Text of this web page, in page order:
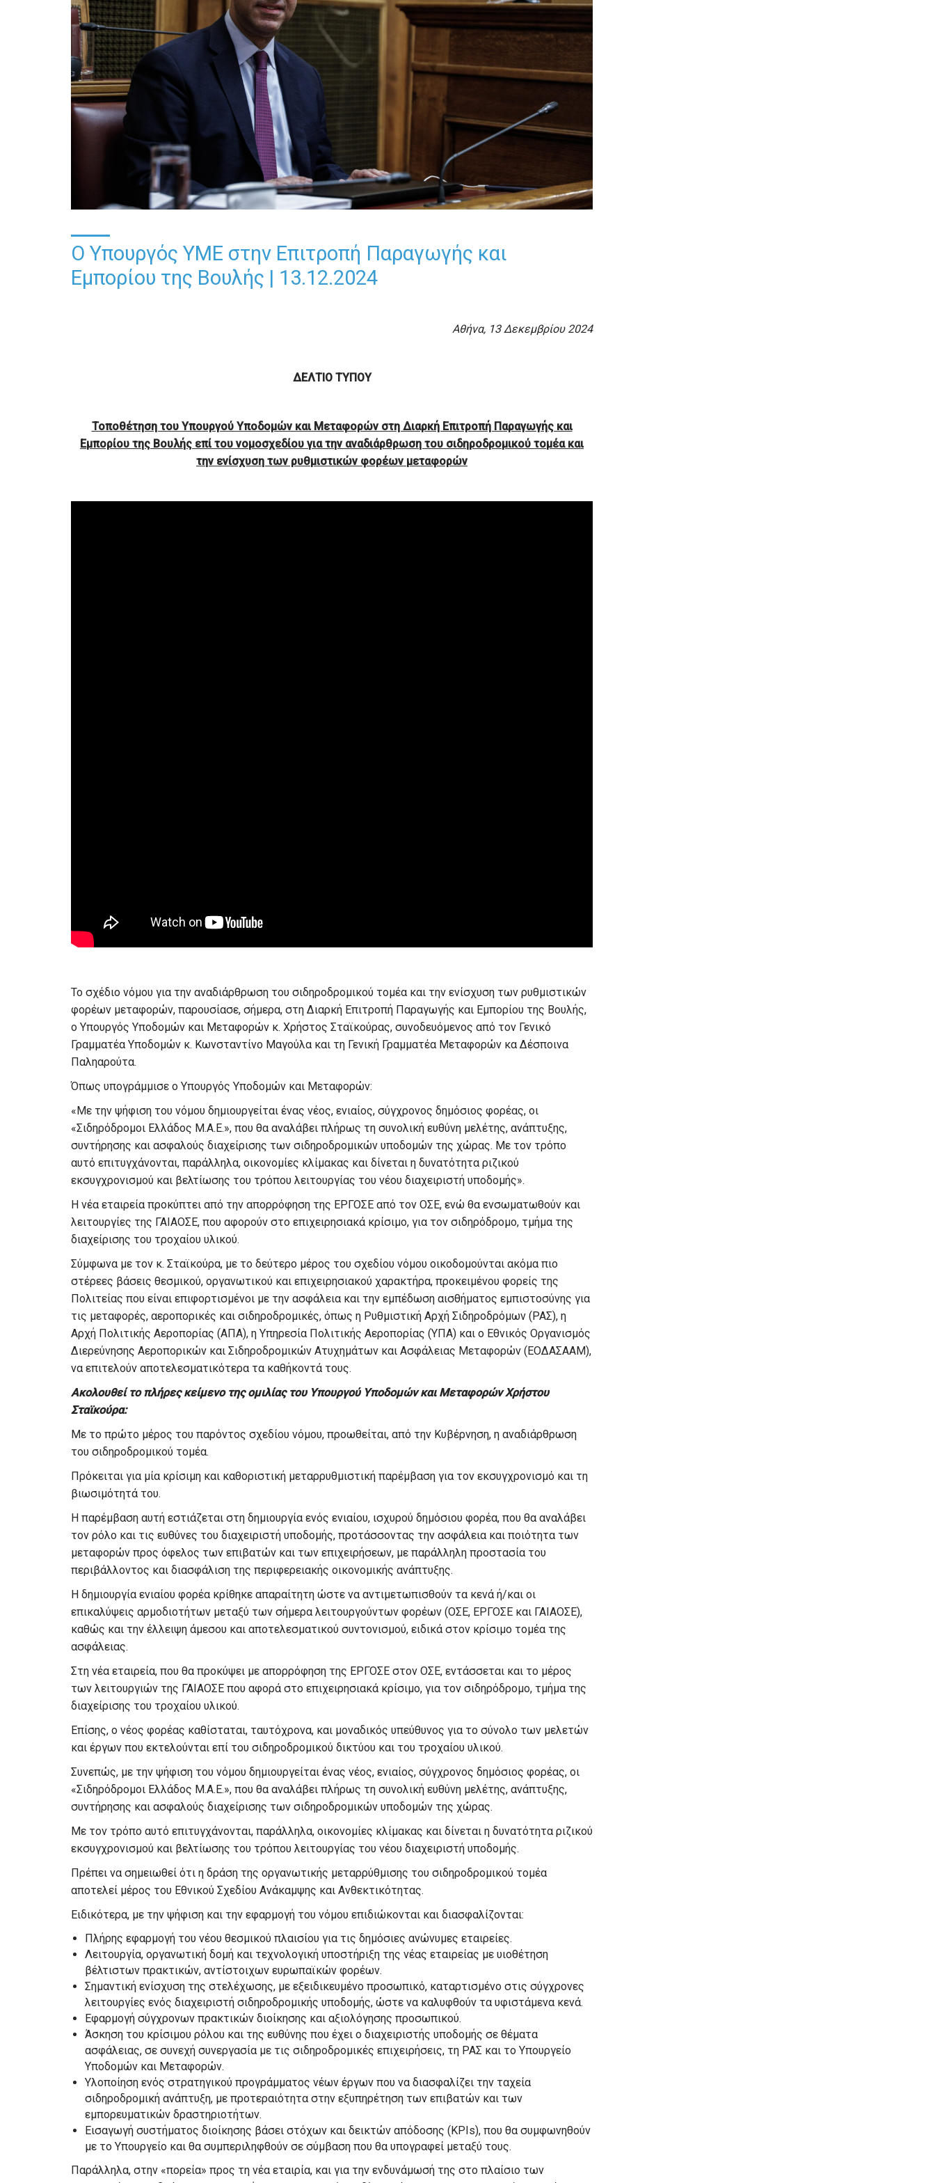
Ο Υπουργός ΥΜΕ στην Επιτροπή Παραγωγής και
Εμπορίου της Βουλής | 13.12.2024
Αθήνα, 13 Δεκεμβρίου 2024
ΔΕΛΤΙΟ ΤΥΠΟΥ
Τοποθέτηση του Υπουργού Υποδομών και Μεταφορών στη Διαρκή Επιτροπή Παραγωγής και
Εμπορίου της Βουλής επί του νομοσχεδίου για την αναδιάρθρωση του σιδηροδρομικού τομέα και
την ενίσχυση των ρυθμιστικών φορέων μεταφορών
Το σχέδιο νόμου για την αναδιάρθρωση του σιδηροδρομικού τομέα και την ενίσχυση των ρυθμιστικών
φορέων μεταφορών, παρουσίασε, σήμερα, στη Διαρκή Επιτροπή Παραγωγής και Εμπορίου της Βουλής,
ο Υπουργός Υποδομών και Μεταφορών κ. Χρήστος Σταϊκούρας, συνοδευόμενος από τον Γενικό
Γραμματέα Υποδομών κ. Κωνσταντίνο Μαγούλα και τη Γενική Γραμματέα Μεταφορών κα Δέσποινα
Παληαρούτα.
Όπως υπογράμμισε ο Υπουργός Υποδομών και Μεταφορών:
«Με την ψήφιση του νόμου δημιουργείται ένας νέος, ενιαίος, σύγχρονος δημόσιος φορέας, οι
«Σιδηρόδρομοι Ελλάδος Μ.Α.Ε.», που θα αναλάβει πλήρως τη συνολική ευθύνη μελέτης, ανάπτυξης,
συντήρησης και ασφαλούς διαχείρισης των σιδηροδρομικών υποδομών της χώρας. Με τον τρόπο
αυτό επιτυγχάνονται, παράλληλα, οικονομίες κλίμακας και δίνεται η δυνατότητα ριζικού
εκσυγχρονισμού και βελτίωσης του τρόπου λειτουργίας του νέου διαχειριστή υποδομής».
Η νέα εταιρεία προκύπτει από την απορρόφηση της ΕΡΓΟΣΕ από τον ΟΣΕ, ενώ θα ενσωματωθούν και
λειτουργίες της ΓΑΙΑΟΣΕ, που αφορούν στο επιχειρησιακά κρίσιμο, για τον σιδηρόδρομο, τμήμα της
διαχείρισης του τροχαίου υλικού.
Σύμφωνα με τον κ. Σταϊκούρα, με το δεύτερο μέρος του σχεδίου νόμου οικοδομούνται ακόμα πιο
στέρεες βάσεις θεσμικού, οργανωτικού και επιχειρησιακού χαρακτήρα, προκειμένου φορείς της
Πολιτείας που είναι επιφορτισμένοι με την ασφάλεια και την εμπέδωση αισθήματος εμπιστοσύνης για
τις μεταφορές, αεροπορικές και σιδηροδρομικές, όπως η Ρυθμιστική Αρχή Σιδηροδρόμων (ΡΑΣ), η
Αρχή Πολιτικής Αεροπορίας (ΑΠΑ), η Υπηρεσία Πολιτικής Αεροπορίας (ΥΠΑ) και ο Εθνικός Οργανισμός
Διερεύνησης Αεροπορικών και Σιδηροδρομικών Ατυχημάτων και Ασφάλειας Μεταφορών (ΕΟΔΑΣΑΑΜ),
να επιτελούν αποτελεσματικότερα τα καθήκοντά τους.
Ακολουθεί το πλήρες κείμενο της ομιλίας του Υπουργού Υποδομών και Μεταφορών Χρήστου
Σταϊκούρα:
Με το πρώτο μέρος του παρόντος σχεδίου νόμου, προωθείται, από την Κυβέρνηση, η αναδιάρθρωση
του σιδηροδρομικού τομέα.
Πρόκειται για μία κρίσιμη και καθοριστική μεταρρυθμιστική παρέμβαση για τον εκσυγχρονισμό και τη
βιωσιμότητά του.
Η παρέμβαση αυτή εστιάζεται στη δημιουργία ενός ενιαίου, ισχυρού δημόσιου φορέα, που θα αναλάβει
τον ρόλο και τις ευθύνες του διαχειριστή υποδομής, προτάσσοντας την ασφάλεια και ποιότητα των
μεταφορών προς όφελος των επιβατών και των επιχειρήσεων, με παράλληλη προστασία του
περιβάλλοντος και διασφάλιση της περιφερειακής οικονομικής ανάπτυξης.
Η δημιουργία ενιαίου φορέα κρίθηκε απαραίτητη ώστε να αντιμετωπισθούν τα κενά ή/και οι
επικαλύψεις αρμοδιοτήτων μεταξύ των σήμερα λειτουργούντων φορέων (ΟΣΕ, ΕΡΓΟΣΕ και ΓΑΙΑΟΣΕ),
καθώς και την έλλειψη άμεσου και αποτελεσματικού συντονισμού, ειδικά στον κρίσιμο τομέα της
ασφάλειας.
Στη νέα εταιρεία, που θα προκύψει με απορρόφηση της ΕΡΓΟΣΕ στον ΟΣΕ, εντάσσεται και το μέρος
των λειτουργιών της ΓΑΙΑΟΣΕ που αφορά στο επιχειρησιακά κρίσιμο, για τον σιδηρόδρομο, τμήμα της
διαχείρισης του τροχαίου υλικού.
Επίσης, ο νέος φορέας καθίσταται, ταυτόχρονα, και μοναδικός υπεύθυνος για το σύνολο των μελετών
και έργων που εκτελούνται επί του σιδηροδρομικού δικτύου και του τροχαίου υλικού.
Συνεπώς, με την ψήφιση του νόμου δημιουργείται ένας νέος, ενιαίος, σύγχρονος δημόσιος φορέας, οι
«Σιδηρόδρομοι Ελλάδος Μ.Α.Ε.», που θα αναλάβει πλήρως τη συνολική ευθύνη μελέτης, ανάπτυξης,
συντήρησης και ασφαλούς διαχείρισης των σιδηροδρομικών υποδομών της χώρας.
Με τον τρόπο αυτό επιτυγχάνονται, παράλληλα, οικονομίες κλίμακας και δίνεται η δυνατότητα ριζικού
εκσυγχρονισμού και βελτίωσης του τρόπου λειτουργίας του νέου διαχειριστή υποδομής.
Πρέπει να σημειωθεί ότι η δράση της οργανωτικής μεταρρύθμισης του σιδηροδρομικού τομέα
αποτελεί μέρος του Εθνικού Σχεδίου Ανάκαμψης και Ανθεκτικότητας.
Ειδικότερα, με την ψήφιση και την εφαρμογή του νόμου επιδιώκονται και διασφαλίζονται:
Πλήρης εφαρμογή του νέου θεσμικού πλαισίου για τις δημόσιες ανώνυμες εταιρείες.
Λειτουργία, οργανωτική δομή και τεχνολογική υποστήριξη της νέας εταιρείας με υιοθέτηση
βέλτιστων πρακτικών, αντίστοιχων ευρωπαϊκών φορέων.
Σημαντική ενίσχυση της στελέχωσης, με εξειδικευμένο προσωπικό, καταρτισμένο στις σύγχρονες
λειτουργίες ενός διαχειριστή σιδηροδρομικής υποδομής, ώστε να καλυφθούν τα υφιστάμενα κενά.
Εφαρμογή σύγχρονων πρακτικών διοίκησης και αξιολόγησης προσωπικού.
Άσκηση του κρίσιμου ρόλου και της ευθύνης που έχει ο διαχειριστής υποδομής σε θέματα
ασφάλειας, σε συνεχή συνεργασία με τις σιδηροδρομικές επιχειρήσεις, τη ΡΑΣ και το Υπουργείο
Υποδομών και Μεταφορών.
Υλοποίηση ενός στρατηγικού προγράμματος νέων έργων που να διασφαλίζει την ταχεία
σιδηροδρομική ανάπτυξη, με προτεραιότητα στην εξυπηρέτηση των επιβατών και των
εμπορευματικών δραστηριοτήτων.
Εισαγωγή συστήματος διοίκησης βάσει στόχων και δεικτών απόδοσης (KPIs), που θα συμφωνηθούν
με το Υπουργείο και θα συμπεριληφθούν σε σύμβαση που θα υπογραφεί μεταξύ τους.
Παράλληλα, στην «πορεία» προς τη νέα εταιρία, και για την ενδυνάμωσή της στο πλαίσιο των